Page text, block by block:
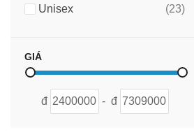
Unisex 23sản
GIÁ
đ - đ